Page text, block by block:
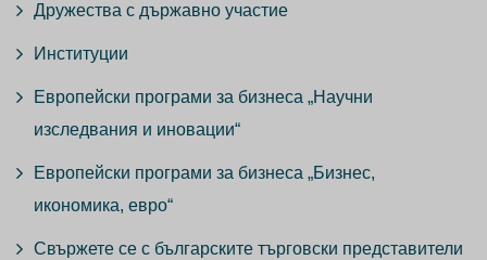
Дружества с държавно участие
Институции
Европейски програми за бизнеса „Научни
изследвания и иновации“
Европейски програми за бизнеса „Бизнес,
икономика, евро“
Свържете се с българските търговски представители